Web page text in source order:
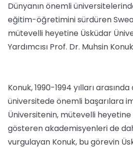
Dünyanın önemli
eğitim-öğretimini sürdüren
mütevelli heyetine Üsküdar
Yardımcısı Prof. Dr. Muhsin
Konuk, 1990-1994 yılları
üniversitede önemli başarılara
Üniversitenin, mütevelli heyetine
gösteren akademisyenleri de
vurgulayan Konuk, bu görevin